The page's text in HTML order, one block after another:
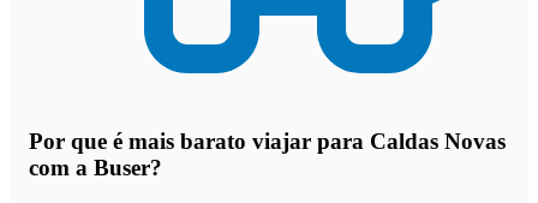
Por que é mais barato viajar para Caldas Novas
com a Buser?